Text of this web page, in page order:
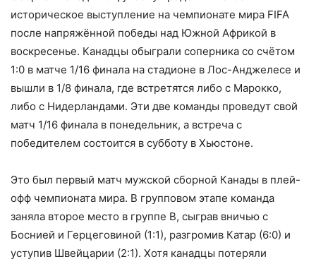
историческое выступление на чемпионате мира FIFA
после напряжённой победы над Южной Африкой в
воскресенье. Канадцы обыграли соперника со счётом
1:0 в матче 1/16 финала на стадионе в Лос-Анджелесе и
вышли в 1/8 финала, где встретятся либо с Марокко,
либо с Нидерландами. Эти две команды проведут свой
матч 1/16 финала в понедельник, а встреча с
победителем состоится в субботу в Хьюстоне.
Это был первый матч мужской сборной Канады в плей-
офф чемпионата мира. В групповом этапе команда
заняла второе место в группе B, сыграв вничью с
Боснией и Герцеговиной (1:1), разгромив Катар (6:0) и
уступив Швейцарии (2:1). Хотя канадцы потеряли